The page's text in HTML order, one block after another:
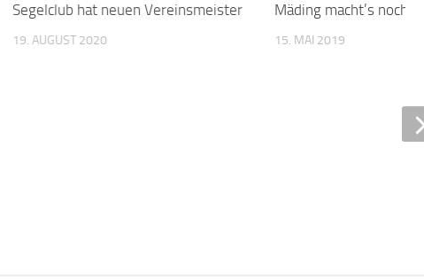
Segelclub hat neuen Vereinsmeister
19. AUGUST 2020
Mäding macht’s nochmal
15. MAI 2019